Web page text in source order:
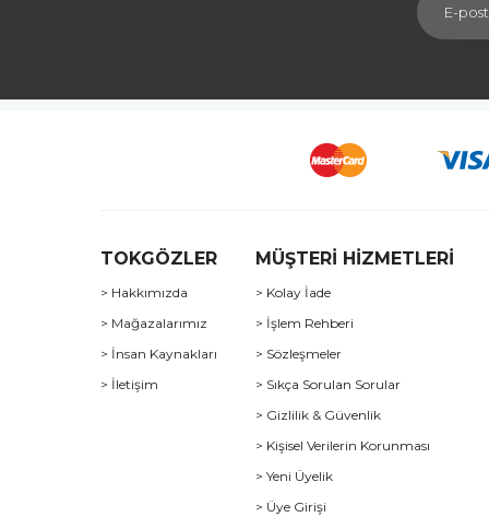
TOKGÖZLER
> Hakkımızda
> Mağazalarımız
> İnsan Kaynakları
> İletişim
MÜŞTERİ HİZMETLERİ
> Kolay İade
> İşlem Rehberi
> Sözleşmeler
> Sıkça Sorulan Sorular
> Gizlilik & Güvenlik
> Kişisel Verilerin Korunması
> Yeni Üyelik
> Üye Girişi